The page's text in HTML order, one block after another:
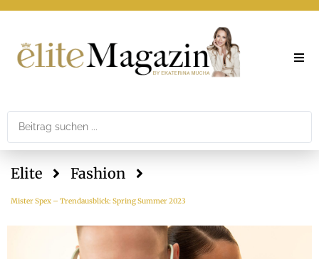
Elite Fashion
Mister Spex – Trendausblick: Spring Summer 2023